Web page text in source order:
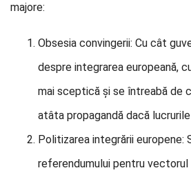
majore:
Obsesia convingerii: Cu cât
despre integrarea europeană,
mai sceptică și se întreabă de
atâta propagandă dacă
Politizarea integrării europene:
referendumului pentru vectorul